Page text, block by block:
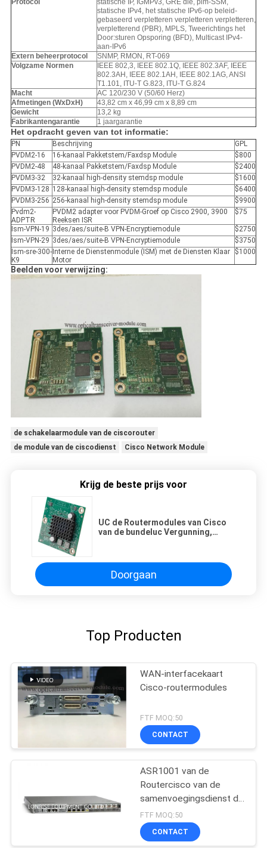
Protocol
statische IP, IGMPv3, GRE die, pim-SSM,
statische IPv4, het statische IPv6-op beleid-
gebaseerd verpletteren verpletteren verpletteren,
verpletterend (PBR), MPLS, Tweerichtings het
Door:sturen Opsporing (BFD), Multicast IPv4-
aan-IPv6
Extern beheerprotocol
SNMP, RMON, RT-069
Volgzame Normen
IEEE 802,3, IEEE 802.1Q, IEEE 802.3AF, IEEE
802.3AH, IEEE 802.1AH, IEEE 802.1AG, ANSI
T1.101, ITU-T G.823, ITU-T G.824
Macht
AC 120/230 V (50/60 Herz)
Afmetingen (WxDxH)
43,82 cm x 46,99 cm x 8,89 cm
Gewicht
13,2 kg
Fabrikantengarantie
1 jaargarantie
Het opdracht geven van tot informatie:
PN Beschrijving
GPL
PVDM2-16
16-kanaal Pakketstem/Faxdsp Module
$800
PVDM2-48
48-kanaal Pakketstem/Faxdsp Module
$2400
PVDM3-32
32-kanaal high-density stemdsp module
$1600
PVDM3-128 128-kanaal high-density stemdsp module
$6400
PVDM3-256 256-kanaal high-density stemdsp module
$9900
Pvdm2-
ADPTR
PVDM2 adapter voor PVDM-Groef op Cisco 2900, 3900
Reeksen ISR
$75
Ism-VPN-19 3des/aes/suite-B VPN-Encryptiemodule
$2750
Ism-VPN-29 3des/aes/suite-B VPN-Encryptiemodule
$3750
Ism-sre-300-
K9
Interne de Dienstenmodule (ISM) met de Diensten Klaar
Motor
$1000
Beelden voor verwijzing:
de schakelaarmodule van de ciscorouter
de module van de ciscodienst
Cisco Network Module
Krijg de beste prijs voor
UC de Routermodules van Cisco
van de bundeluc Vergunning,
Doorgaan
Top Producten
WAN-interfacekaart
Cisco-routermodules
FTF MOQ:50
CONTACT
ASR1001 van de
Routercisco van de
samenvoegingsdienst de
Fabrieken van de
Routermodules
FTF MOQ:50
CONTACT